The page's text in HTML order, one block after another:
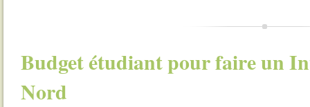
Budget étudiant pour faire un
Nord